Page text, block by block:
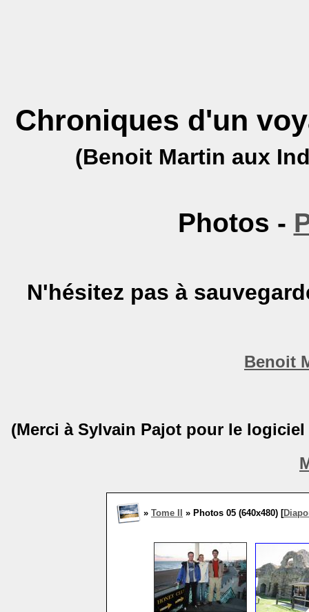
Chroniques d'un
(Benoit Martin aux
Photos -
N'hésitez pas à
Benoit
(Merci à Sylvain Pajot pour le
» Tome II » Photos 05 (640x480) [